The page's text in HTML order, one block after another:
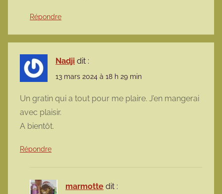
Répondre
Nadji dit :
13 mars 2024 à 18 h 29 min
Un gratin qui a tout pour me plaire. J’en mangerai
avec plaisir.
A bientôt.
Répondre
marmotte dit :